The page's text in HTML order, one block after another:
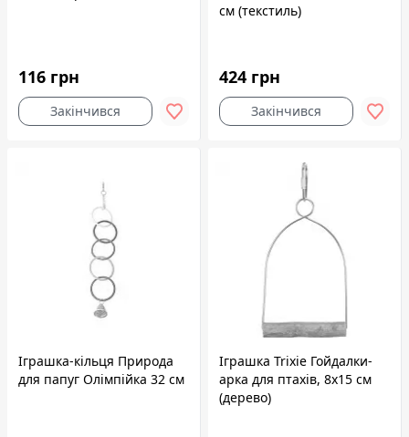
116 грн
Закінчився
см (текстиль)
424 грн
Закінчився
Іграшка-кільця Природа
для папуг Олімпійка 32 см
Іграшка Trixie Гойдалки-
арка для птахів, 8x15 см
(дерево)